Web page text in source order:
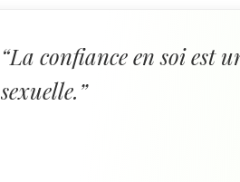
“La confiance en soi est
sexuelle.”